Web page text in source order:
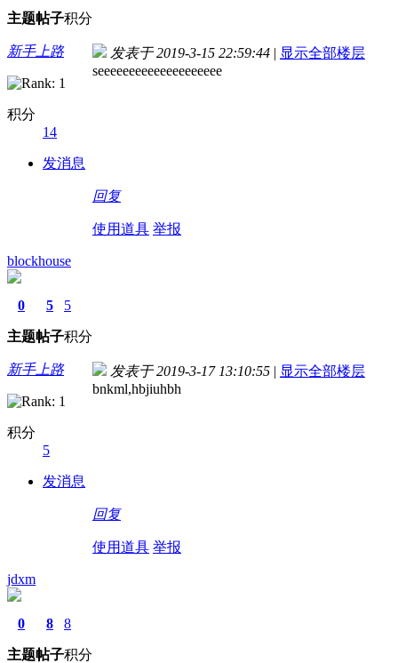
主题帖子积分
新手上路
积分
14
发消息
发表于 2019-3-15 22:59:44 | 显示全部楼层
seeeeeeeeeeeeeeeeeeee
回复
使用道具 举报
blockhouse
0
主题
5
帖子
5
积分
新手上路
积分
5
发消息
发表于 2019-3-17 13:10:55 | 显示全部楼层
bnkml,hbjiuhbh
回复
使用道具 举报
jdxm
0
主题
8
帖子
8
积分